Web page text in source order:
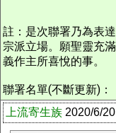
註：是次聯署乃為表
宗派立場。願聖靈充
義作主所喜悅的事。
聯署名單(不斷更新)：
上流寄生族 2020/6/